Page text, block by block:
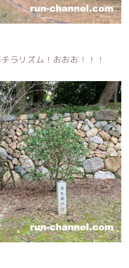
ラリズム！おおお！！！